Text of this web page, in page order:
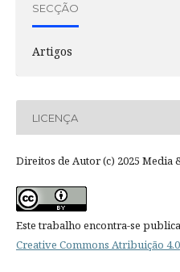
SECÇÃO
Artigos
LICENÇA
Direitos de Autor (c) 2025 Media
Este trabalho encontra-se
Creative Commons Atribuição 4.0